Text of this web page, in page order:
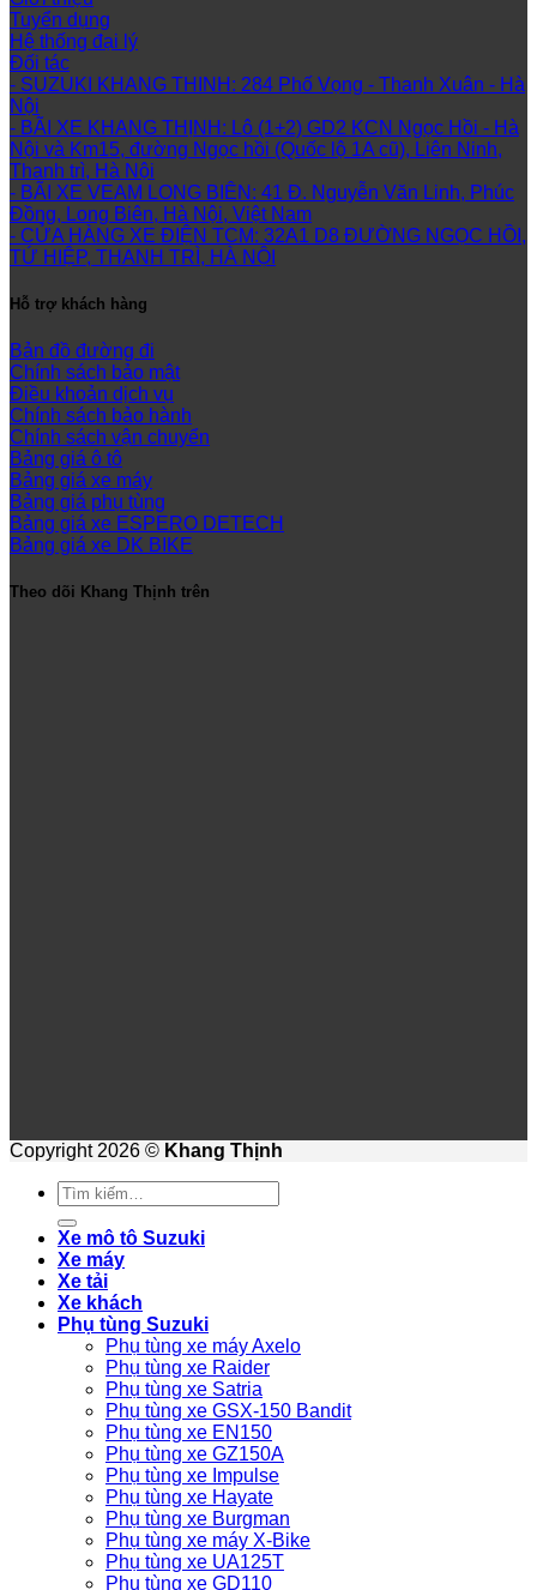
Tuyển dụng
Hệ thống đại lý
Đối tác
- SUZUKI KHANG THINH: 284 Phố Vọng - Thanh Xuân - Hà
Nội
- BÃI XE KHANG THỊNH: Lô (1+2) GD2 KCN Ngọc Hồi - Hà
Nội và Km15, đường Ngọc hồi (Quốc lộ 1A cũ), Liên Ninh,
Thanh trì, Hà Nội
- BÃI XE VEAM LONG BIÊN: 41 Đ. Nguyễn Văn Linh, Phúc
Đồng, Long Biên, Hà Nội, Việt Nam
- CỬA HÀNG XE ĐIỆN TCM: 32A1 D8 ĐƯỜNG NGỌC HỒI,
TỨ HIỆP, THANH TRÌ, HÀ NỘI
Hỗ trợ khách hàng
Bản đồ đường đi
Chính sách bảo mật
Điều khoản dịch vụ
Chính sách bảo hành
Chính sách vận chuyển
Bảng giá ô tô
Bảng giá xe máy
Bảng giá phụ tùng
Bảng giá xe ESPERO DETECH
Bảng giá xe DK BIKE
Theo dõi Khang Thịnh trên
Copyright 2026 © Khang Thịnh
Tìm
kiếm:
Xe mô tô Suzuki
Xe máy
Xe tải
Xe khách
Phụ tùng Suzuki
Phụ tùng xe máy Axelo
Phụ tùng xe Raider
Phụ tùng xe Satria
Phụ tùng xe GSX-150 Bandit
Phụ tùng xe EN150
Phụ tùng xe GZ150A
Phụ tùng xe Impulse
Phụ tùng xe Hayate
Phụ tùng xe Burgman
Phụ tùng xe máy X-Bike
Phụ tùng xe UA125T
Phụ tùng xe GD110